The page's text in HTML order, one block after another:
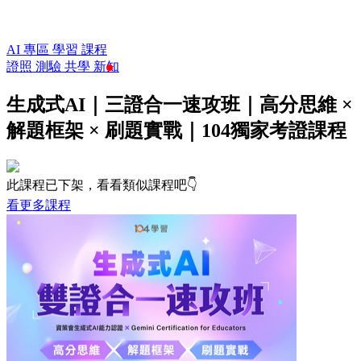
AI 專區 學習 課程
證照 測驗 共學 新知
生成式AI｜三證合一速攻班｜高分思維 ×
解題框架 × 刷題實戰｜104獨家考證課程
此課程已下架，看看類似課程吧👇
看更多課程